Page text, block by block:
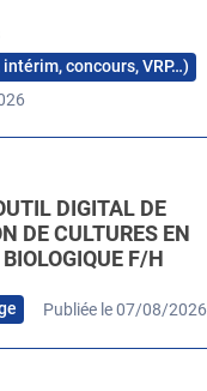
concours, VRP…)
DIGITAL DE
DE CULTURES EN
F/H
Publiée le 07/08/2026